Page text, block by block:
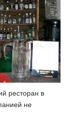
ресторан в
не